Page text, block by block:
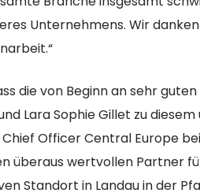
Unternehmens. Wir
die von Beginn an sehr
Lara Sophie Gillet zu
Officer Central Europe
überaus wertvollen Partner
Standort in Landau in der